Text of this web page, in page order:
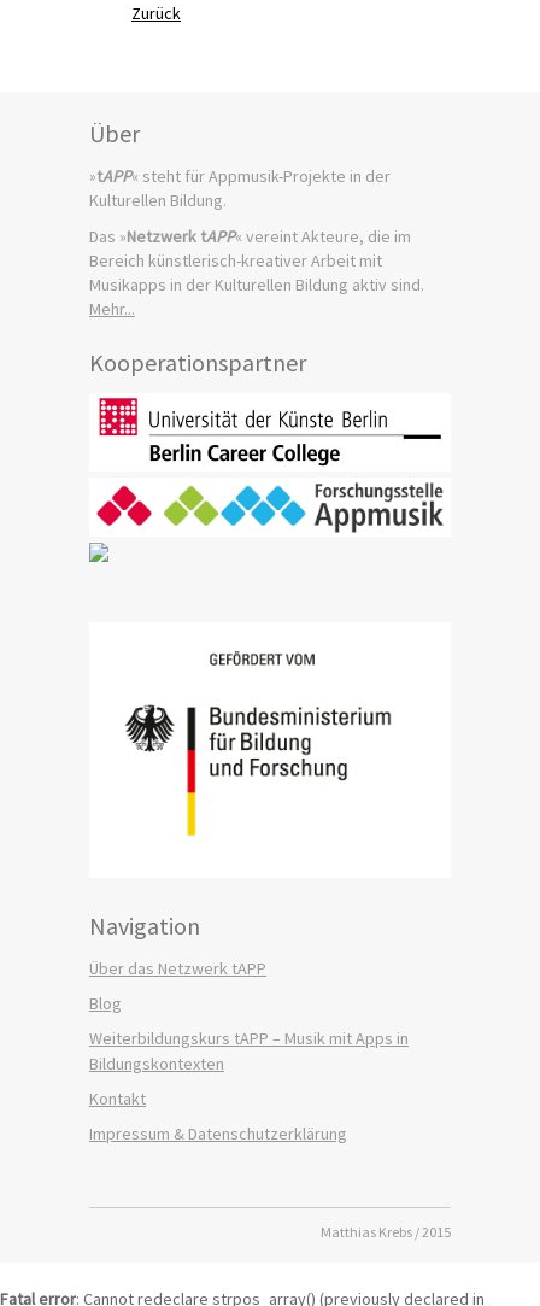
Zurück
Über
»tAPP« steht für Appmusik-Projekte in der
Kulturellen Bildung.
Das »Netzwerk tAPP« vereint Akteure, die im
Bereich künstlerisch-kreativer Arbeit mit
Musikapps in der Kulturellen Bildung aktiv sind.
Mehr...
Kooperationspartner
Navigation
Über das Netzwerk tAPP
Blog
Weiterbildungskurs tAPP – Musik mit Apps in
Bildungskontexten
Kontakt
Impressum & Datenschutzerklärung
Matthias Krebs / 2015
Fatal error: Cannot redeclare strpos_array() (previously declared in